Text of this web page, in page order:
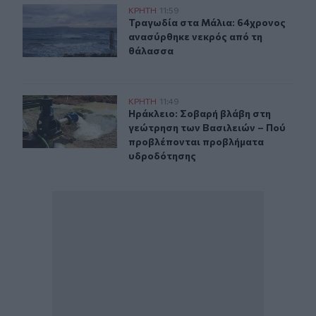
Τραγωδία στα Μάλια: 64χρονος ανασύρθηκε νεκρός
ΚΡΗΤΗ 11:59
Τραγωδία στα Μάλια: 64χρονος
Τραγωδία στα Μάλια: 64χρονος
ανασύρθηκε νεκρός από τη
θάλασσα
Ηράκλειο: Σοβαρή βλάβη στη γεώτρηση των
ΚΡΗΤΗ 11:49
Ηράκλειο: Σοβαρή βλάβη στη
Ηράκλειο: Σοβαρή βλάβη στη
γεώτρηση των Βασιλειών – Πού
προβλέπονται προβλήματα
υδροδότησης